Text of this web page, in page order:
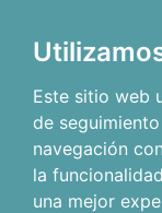
Este sitio web
de
navegación
la
una mejor